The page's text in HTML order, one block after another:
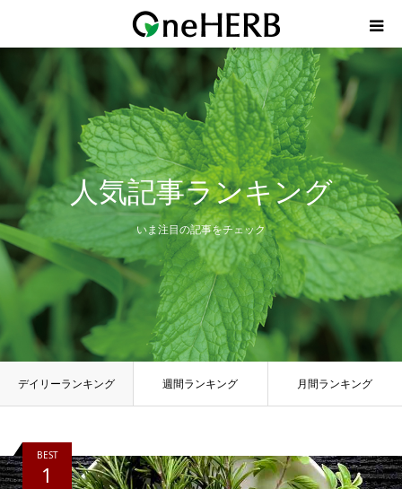
人気記事ランキング
いま注目の記事をチェック
デイリーランキング 週間ランキング 月間ランキング
BEST
1
About OneHERB
xherb
Contact